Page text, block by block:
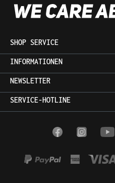
SHOP SERVICE
INFORMATIONEN
NEWSLETTER
SERVICE-HOTLINE